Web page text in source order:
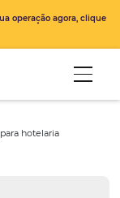
sua operação